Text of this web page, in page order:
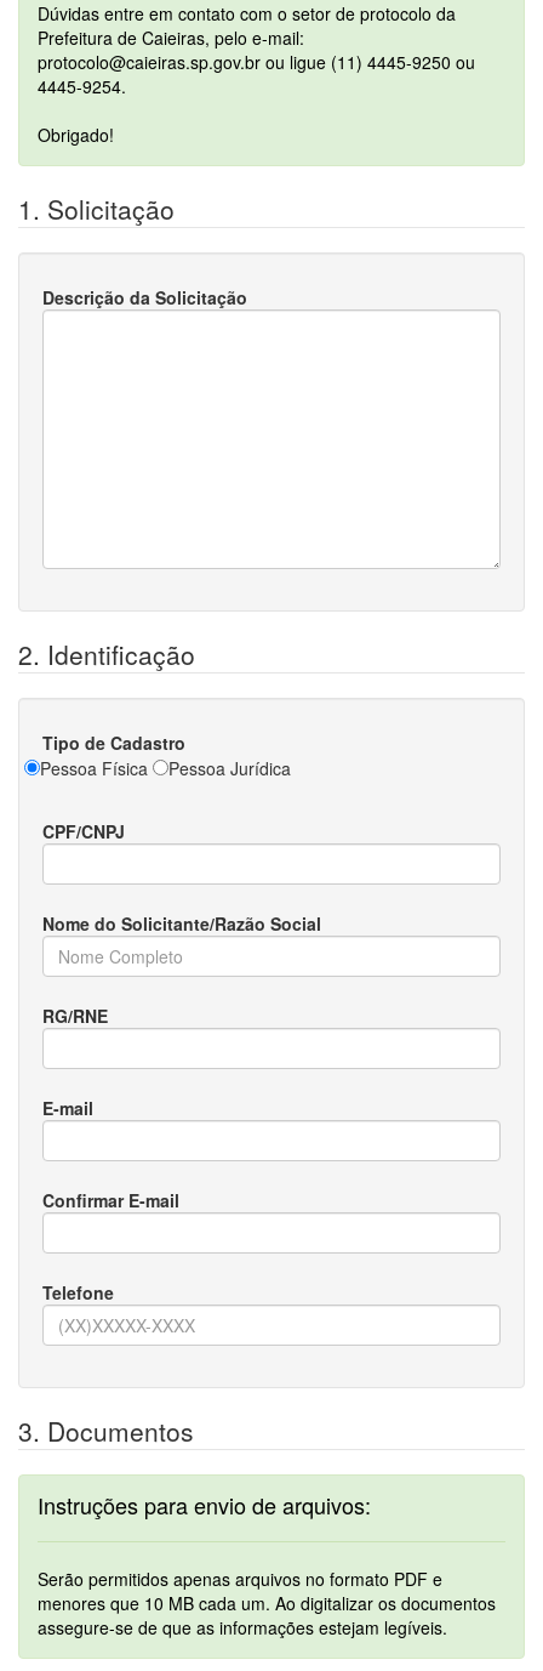
Dúvidas entre em contato com o setor de protocolo da
Prefeitura de Caieiras, pelo e-mail:
protocolo@caieiras.sp.gov.br ou ligue (11) 4445-9250 ou
4445-9254.
Obrigado!
1. Solicitação
Descrição da Solicitação
2. Identificação
Tipo de Cadastro
Pessoa Física
Pessoa Jurídica
CPF/CNPJ
Nome do Solicitante/Razão Social
RG/RNE
E-mail
Confirmar E-mail
Telefone
3. Documentos
Instruções para envio de arquivos:
Serão permitidos apenas arquivos no formato PDF e
menores que 10 MB cada um. Ao digitalizar os documentos
assegure-se de que as informações estejam legíveis.